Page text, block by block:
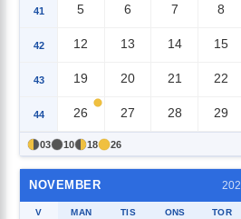
41 5 6 7 8
42 12 13 14 15
43 19 20 21 22
44 26 27 28 29
03 10 18 26
NOVEMBER
V MAN TIS ONS TOR